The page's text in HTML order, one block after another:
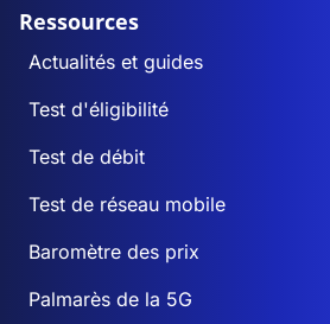
Ressources
Actualités et guides
Test d'éligibilité
Test de débit
Test de réseau mobile
Baromètre des prix
Palmarès de la 5G